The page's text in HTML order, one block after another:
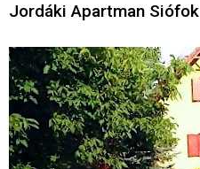
Jordáki Apartman Siófok